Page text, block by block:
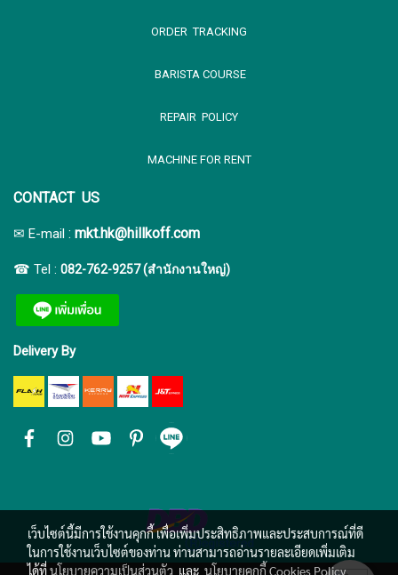
ORDER TRACKING
BARISTA COURSE
REPAIR POLICY
MACHINE FOR RENT
CONTACT US
✉ E-mail : mkt.hk@hillkoff.com
☎ Tel : 082-762-9257 (สำนักงานใหญ่)
Delivery By
เว็บไซต์นี้มีการใช้งานคุกกี้ เพื่อเพิ่มประสิทธิภาพและประสบการณ์ที่ดี
ในการใช้งานเว็บไซต์ของท่าน ท่านสามารถอ่านรายละเอียดเพิ่มเติม
ได้ที่นโยบายความเป็นส่วนตัว และ นโยบายคุกกี้ Cookies Policy